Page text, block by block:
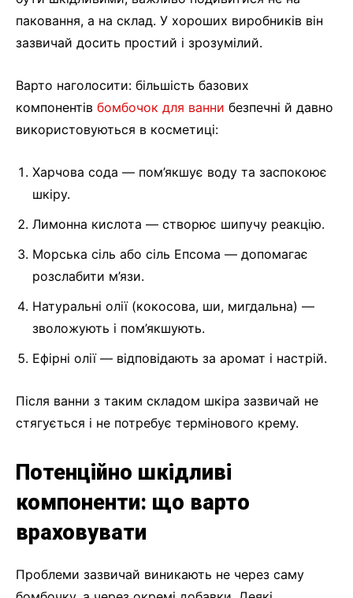
паковання, а на склад. У хороших виробників він
зазвичай досить простий і зрозумілий.
Варто наголосити: більшість базових
компонентів бомбочок для ванни безпечні й давно
використовуються в косметиці:
Харчова сода — пом’якшує воду та заспокоює
шкіру.
Лимонна кислота — створює шипучу реакцію.
Морська сіль або сіль Епсома — допомагає
розслабити м’язи.
Натуральні олії (кокосова, ши, мигдальна) —
зволожують і пом’якшують.
Ефірні олії — відповідають за аромат і настрій.
Після ванни з таким складом шкіра зазвичай не
стягується і не потребує термінового крему.
Потенційно шкідливі
компоненти: що варто
враховувати
Проблеми зазвичай виникають не через саму